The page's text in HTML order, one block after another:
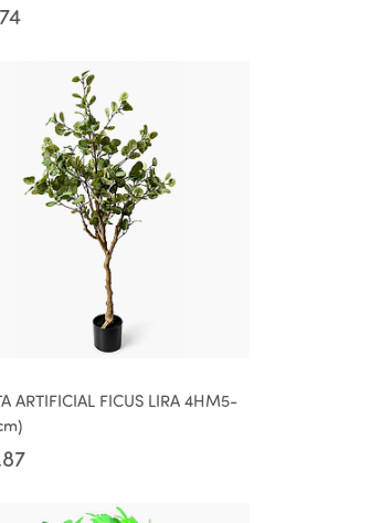
ARTIFICIAL FICUS LIRA 4HM5-